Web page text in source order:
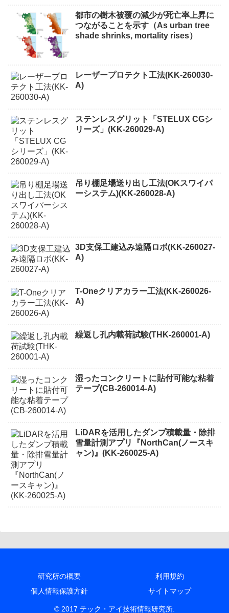
都市の樹木被覆の減少が死亡率上昇に
つながることを示す（As urban tree
shade shrinks, mortality rises）
レーザープロテクト⼯法(KK-260030-
A)
ステンレスグリット「STELUX CGシ
リーズ」(KK-260029-A)
吊り棚足場送り出し工法(OKスワイパ
ーシステム)(KK-260028-A)
3D支保工建込み遠隔ロボ(KK-260027-
A)
T-Oneクリアカラー工法(KK-260026-
A)
繰返し孔内載荷試験(THK-260001-A)
湿ったコンクリートに貼付可能な粘着
テープ(CB-260014-A)
LiDARを活用したダンプ積載量・除排
雪量計測アプリ『NorthCan(ノースキ
ャン)』(KK-260025-A)
研究所の概要
利用規約
個人情報保護方針
サイトマップ
© 2017 テック・アイ技術情報研究所.